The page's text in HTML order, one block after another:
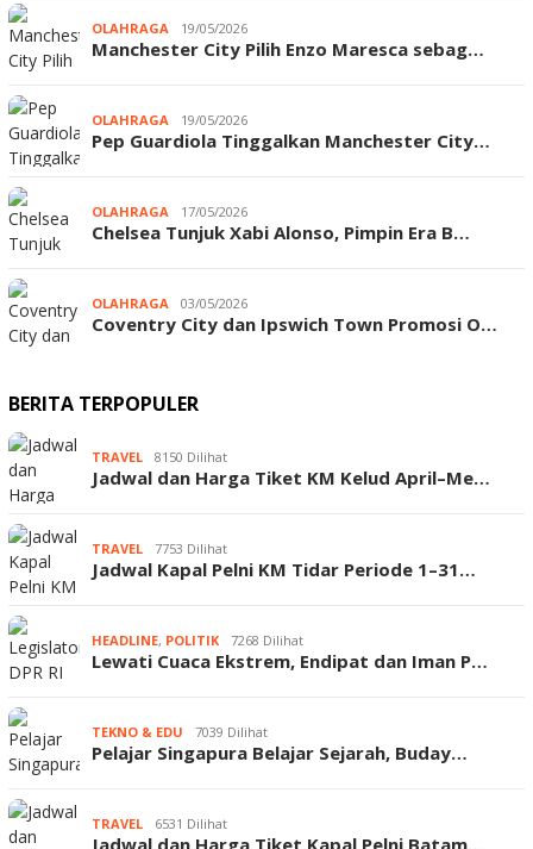
OLAHRAGA 19/05/2026
Manchester City Pilih Enzo Maresca sebag…
OLAHRAGA 19/05/2026
Pep Guardiola Tinggalkan Manchester City…
OLAHRAGA 17/05/2026
Chelsea Tunjuk Xabi Alonso, Pimpin Era B…
OLAHRAGA 03/05/2026
Coventry City dan Ipswich Town Promosi O…
BERITA TERPOPULER
TRAVEL 8150 Dilihat
Jadwal dan Harga Tiket KM Kelud April–Me…
TRAVEL 7753 Dilihat
Jadwal Kapal Pelni KM Tidar Periode 1–31…
HEADLINE, POLITIK 7268 Dilihat
Lewati Cuaca Ekstrem, Endipat dan Iman P…
TEKNO & EDU 7039 Dilihat
Pelajar Singapura Belajar Sejarah, Buday…
TRAVEL 6531 Dilihat
Jadwal dan Harga Tiket Kapal Pelni Batam…